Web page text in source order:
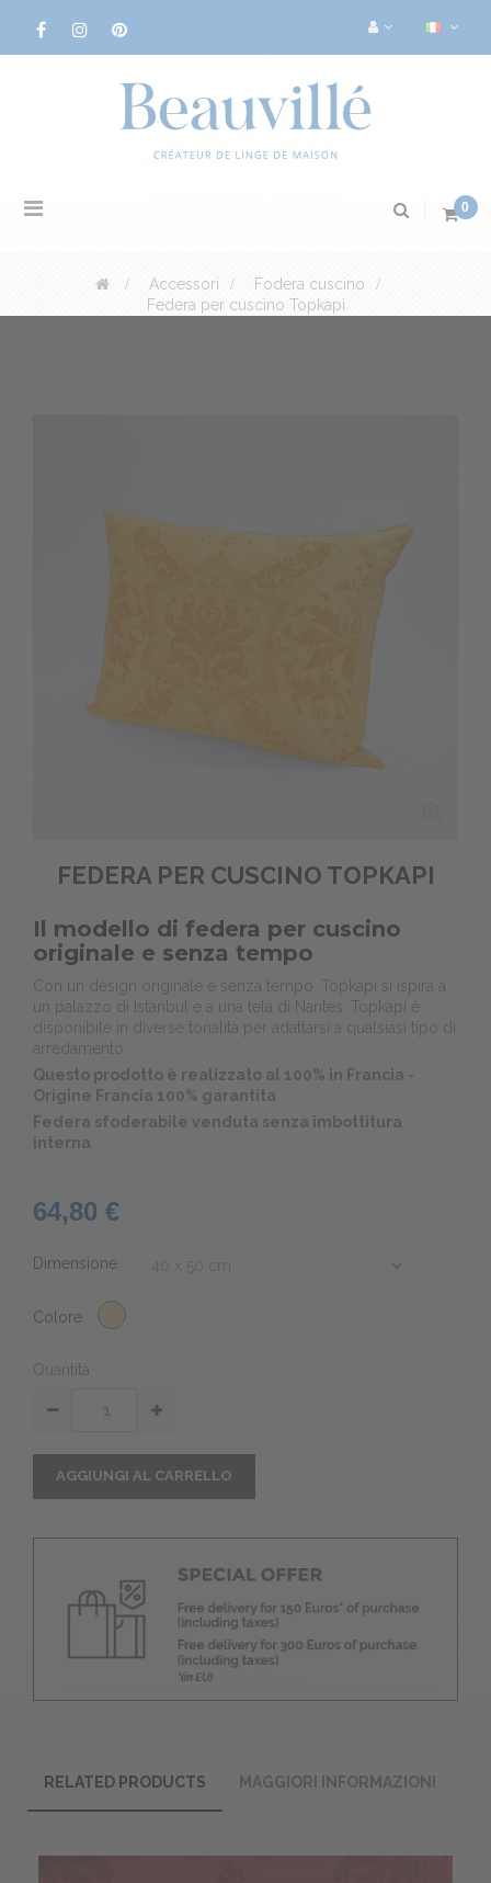
Navigazione
0
> Accessori > Fodera cuscino
>
Federa per cuscino Topkapi
FEDERA PER CUSCINO TOPKAPI
Il modello di federa per cuscino
originale e senza tempo
Con un design originale e senza tempo, Topkapi si ispira a
un palazzo di Istanbul e a una tela di Nantes. Topkapi è
disponibile in diverse tonalità per adattarsi a qualsiasi tipo di
arredamento.
Questo prodotto è realizzato al 100% in Francia -
Origine Francia 100% garantita
Federa sfoderabile venduta senza imbottitura
interna
64,80 €
Dimensione
Colore
Quantità
AGGIUNGI AL CARRELLO
RELATED PRODUCTS MAGGIORI INFORMAZIONI